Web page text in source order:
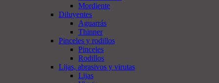
Mordiente
Diluyentes
Aguarrás
Thinner
Pinceles y rodillos
Pinceles
Rodillos
Lijas, abrasivos y virutas
Lijas